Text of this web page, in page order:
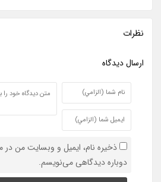
نظرات
ارسال ديدگاه
ذخیره نام، ایمیل و وبسایت من در
دوباره دیدگاهی می‌نویسم.